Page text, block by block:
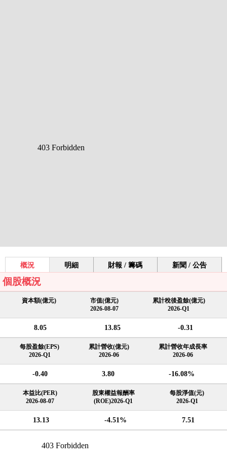
概況 明細 財報 / 籌碼 新聞 / 公告
個股概況
資本額(億元)
市值(億元)
2026-08-07
累計稅後盈餘(億元)
2026-Q1
8.05 13.85 -0.31
每股盈餘(EPS)
2026-Q1
累計營收(億元)
2026-06
累計營收年成長率
2026-06
-0.40 3.80 -16.08%
本益比(PER)
2026-08-07
股東權益報酬率
(ROE)2026-Q1
每股淨值(元)
2026-Q1
13.13 -4.51% 7.51